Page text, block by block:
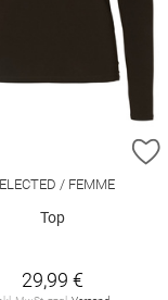
HINZUFÜGEN
/ FEMME
Top
29,99 €